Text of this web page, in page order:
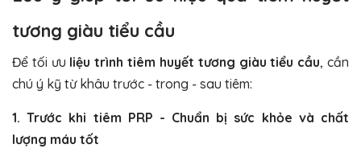
tương giàu tiểu cầu
Để tối ưu liệu trình tiêm huyết tương giàu tiểu cầu, cần
chú ý kỹ từ khâu trước - trong - sau tiêm:
1. Trước khi tiêm PRP - Chuẩn bị sức khỏe và chất
lượng máu tốt